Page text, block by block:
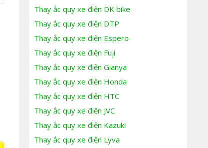
Thay ắc quy xe điện DK bike
Thay ắc quy xe điện DTP
Thay ắc quy xe điện Espero
Thay ắc quy xe điện Fuji
Thay ắc quy xe điện Gianya
Thay ắc quy xe điện Honda
Thay ắc quy xe điện HTC
Thay ắc quy xe điện JVC
Thay ắc quy xe điện Kazuki
Thay ắc quy xe điện Lyva